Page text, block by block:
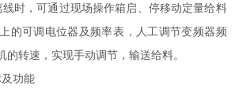
线时，可通过现场操作箱启、停移动定量给料
上的可调电位器及频率表，人工调节变频器频
速，实现手动调节，输送给料。
及功能